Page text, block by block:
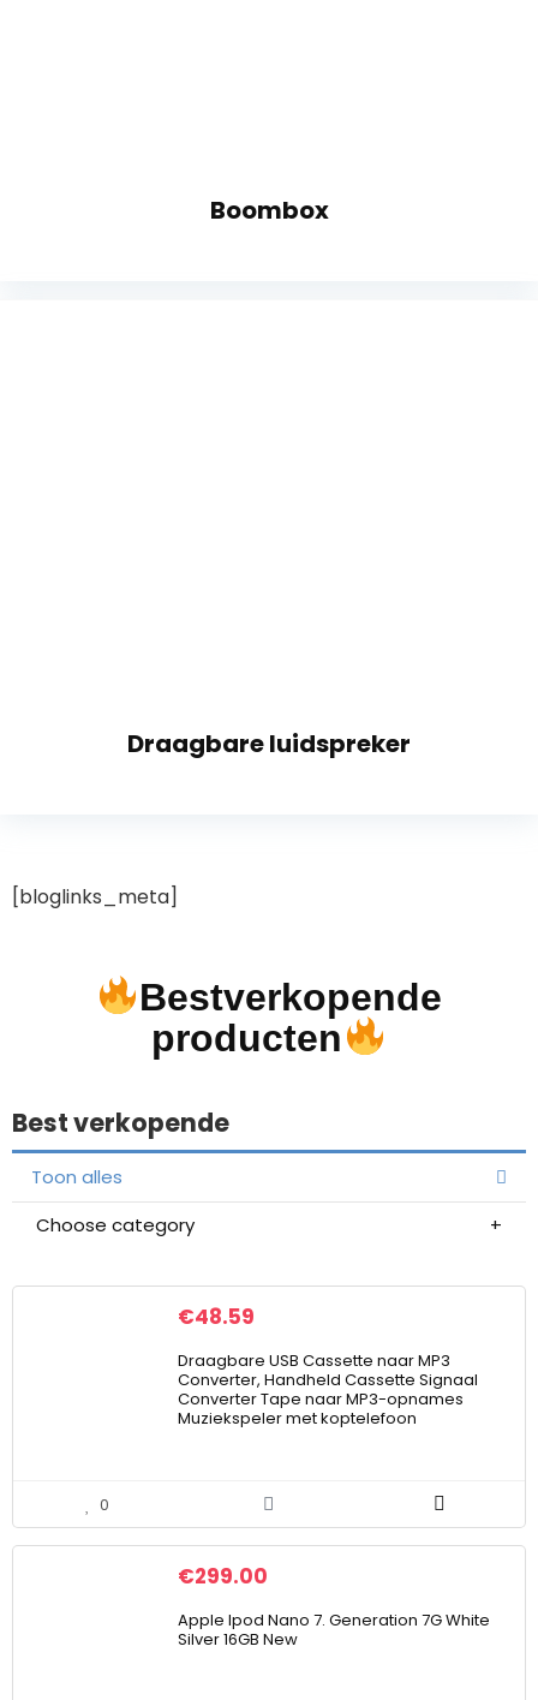
Boombox
Draagbare luidspreker
[bloglinks_meta]
Bestverkopende
producten
Best verkopende
Toon alles
Choose category
€48.59
Draagbare USB Cassette naar MP3
Converter, Handheld Cassette Signaal
Converter Tape naar MP3-opnames
Muziekspeler met koptelefoon
0
€299.00
Apple Ipod Nano 7. Generation 7G White
Silver 16GB New